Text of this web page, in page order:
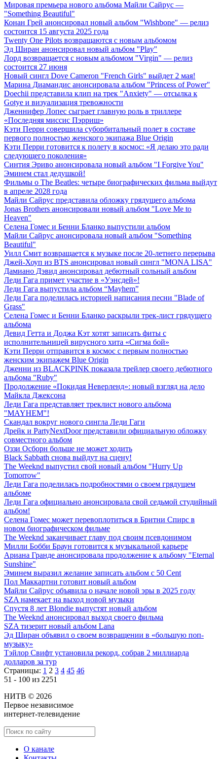
Мировая премьера нового альбома Майли Сайрус —
"Something Beautiful"
Конан Грей анонсировал новый альбом "Wishbone" — релиз
состоится 15 августа 2025 года
Twenty One Pilots возвращаются с новым альбомом
Эд Ширан анонсировал новый альбом "Play"
Лорд возвращается с новым альбомом "Virgin" — релиз
состоится 27 июня
Новый сингл Dove Cameron "French Girls" выйдет 2 мая!
Марина Диамандис анонсировала альбом "Princess of Power"
Doechii представила клип на трек "Anxiety" — отсылка к
Gotye и визуализация тревожности
Дженнифер Лопес сыграет главную роль в триллере
«Последняя миссис Пэрриш»
Кэти Перри совершила суборбитальный полет в составе
первого полностью женского экипажа Blue Origin
Кэти Перри готовится к полету в космос: «Я делаю это ради
следующего поколения»
Синтия Эриво анонсировала новый альбом "I Forgive You"
Эминем стал дедушкой!
Фильмы о The Beatles: четыре биографических фильма выйдут
в апреле 2028 года
Майли Сайрус представила обложку грядущего альбома
Jonas Brothers анонсировали новый альбом "Love Me to
Heaven"
Селена Гомес и Бенни Бланко выпустили альбом
Майли Сайрус анонсировала новый альбом "Something
Beautiful"
Уилл Смит возвращается к музыке после 20-летнего перерыва
Джей-Хоуп из BTS анонсировал новый сингл "MONA LISA"
Дамиано Дэвид анонсировал дебютный сольный альбом
Леди Гага примет участие в «Уэнсдей»!
Леди Гага выпустила альбом “Mayhem”
Леди Гага поделилась историей написания песни "Blade of
Grass"
Селена Гомес и Бенни Бланко раскрыли трек-лист грядущего
альбома
Девид Гетта и Доджа Кэт хотят записать фиты с
исполнительницей вирусного хита «Сигма бой»
Кэти Перри отправится в космос с первым полностью
женским экипажем Blue Origin
Дженни из BLACKPINK показала трейлер своего дебютного
альбома "Ruby"
Продолжение «Покидая Неверленд»: новый взгляд на дело
Майкла Джексона
Леди Гага представляет треклист нового альбома
"MAYHEM"!
Скандал вокруг нового сингла Леди Гаги
Дрейк и PartyNextDoor представили официальную обложку
совместного альбом
Оззи Осборн больше не может ходить
Black Sabbath снова выйдут на сцену!
The Weeknd выпустил свой новый альбом "Hurry Up
Tomorrow"
Леди Гага поделилась подробностями о своем грядущем
альбоме
Леди Гага официально анонсировала свой седьмой студийный
альбом!
Селена Гомес может перевоплотиться в Бритни Спирс в
новом биографическом фильме
The Weeknd заканчивает главу под своим псевдонимом
Милли Бобби Браун готовится к музыкальной карьере
Ариана Гранде анонсировала продолжение к альбому "Eternal
Sunshine"
Эминем выразил желание записать альбом с 50 Cent
Пол Маккартни готовит новый альбом
Майли Сайрус объявила о начале новой эры в 2025 году
SZA намекает на выход новой музыки
Спустя 8 лет Blondie выпустят новый альбом
The Weeknd анонсировал выход своего фильма
SZA тизерит новый альбом Lana
Эд Ширан объявил о своем возвращении в «большую поп-
музыку»
Тэйлор Свифт установила рекорд, собрав 2 миллиарда
долларов за тур
Страницы: 1 2 3 4 45 46
51 - 100 из 2251
НИТВ © 2026
Первое независимое
интернет-телевидение
О канале